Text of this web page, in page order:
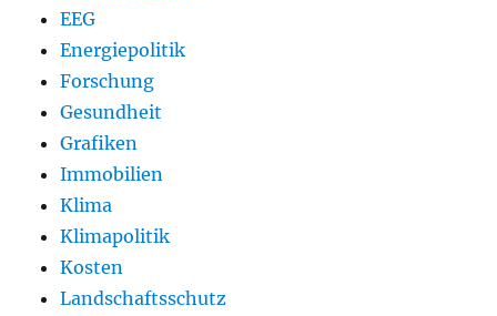
EEG
Energiepolitik
Forschung
Gesundheit
Grafiken
Immobilien
Klima
Klimapolitik
Kosten
Landschaftsschutz